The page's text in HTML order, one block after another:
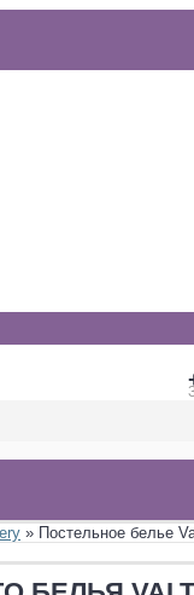
» Постельное белье